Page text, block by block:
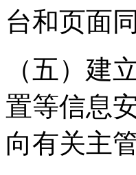
台和页面
（五）建
置等信息
向有关主